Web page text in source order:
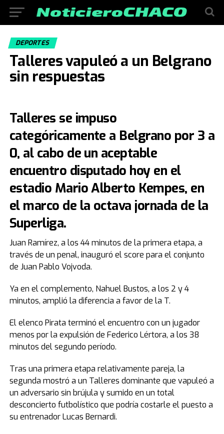
DEPORTES
Talleres vapuleó a un Belgrano
sin respuestas
Talleres se impuso
categóricamente a Belgrano por 3 a
0, al cabo de un aceptable
encuentro disputado hoy en el
estadio Mario Alberto Kempes, en
el marco de la octava jornada de la
Superliga.
Juan Ramírez, a los 44 minutos de la primera etapa, a
través de un penal, inauguró el score para el conjunto
de Juan Pablo Vojvoda.
Ya en el complemento, Nahuel Bustos, a los 2 y 4
minutos, amplió la diferencia a favor de la T.
El elenco Pirata terminó el encuentro con un jugador
menos por la expulsión de Federico Lértora, a los 38
minutos del segundo período.
Tras una primera etapa relativamente pareja, la
segunda mostró a un Talleres dominante que vapuleó a
un adversario sin brújula y sumido en un total
desconcierto futbolístico que podría costarle el puesto a
su entrenador Lucas Bernardi.